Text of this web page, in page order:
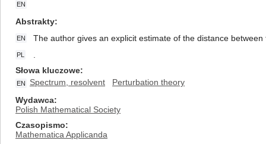
EN
Abstrakty
EN The author gives an explicit estimate of the distance
PL
Słowa kluczowe
EN Spectrum, resolvent
Perturbation theory
Wydawca
Polish Mathematical Society
Czasopismo
Mathematica Applicanda